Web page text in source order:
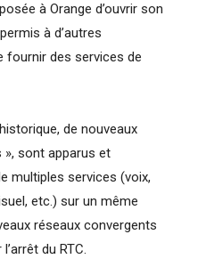
à Orange d’ouvrir son
à d’autres
fournir des services de
de nouveaux
», sont apparus et
multiples services (voix,
etc.) sur un même
réseaux convergents
du RTC.